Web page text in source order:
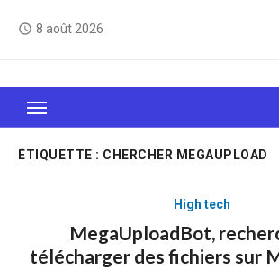
access_time 8 août 2026
Le Web, c'est comme une boîte de
sait jamais sur quoi on va
ÉTIQUETTE : CHERCHER MEGAUPLOAD
High tech
MegaUploadBot,
télécharger des fichiers sur